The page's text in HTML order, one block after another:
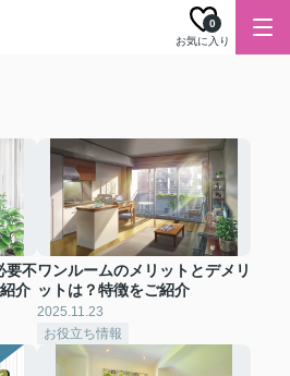
お気に入り
0
要不
介
ワンルームのメリットとデメリ
ットは？特徴をご紹介
2025.11.23
お役立ち情報